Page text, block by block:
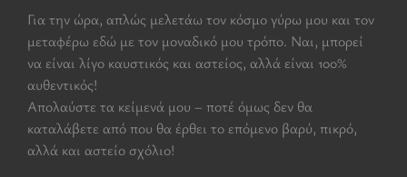
Για την ώρα, απλώς μελετάω τον κόσμο γύρω μου και τον
μεταφέρω εδώ με τον μοναδικό μου τρόπο. Ναι, μπορεί
να είναι λίγο καυστικός και αστείος, αλλά είναι 100%
αυθεντικός!
Aπολαύστε τα κείμενά μου – ποτέ όμως δεν θα
καταλάβετε από που θα έρθει το επόμενο βαρύ, πικρό,
αλλά και αστείο σχόλιο!